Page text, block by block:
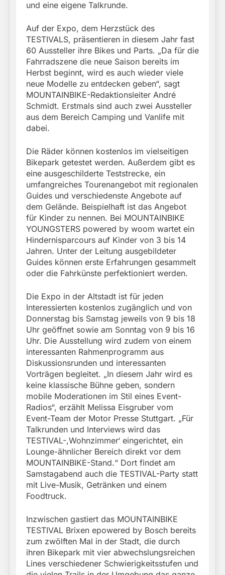
und eine eigene Talkrunde.
Auf der Expo, dem Herzstück des
TESTIVALS, präsentieren in diesem Jahr fast
60 Aussteller ihre Bikes und Parts. „Da für die
Fahrradszene die neue Saison bereits im
Herbst beginnt, wird es auch wieder viele
neue Modelle zu entdecken geben“, sagt
MOUNTAINBIKE-Redaktionsleiter André
Schmidt. Erstmals sind auch zwei Aussteller
aus dem Bereich Camping und Vanlife mit
dabei.
Die Räder können kostenlos im vielseitigen
Bikepark getestet werden. Außerdem gibt es
eine ausgeschilderte Teststrecke, ein
umfangreiches Tourenangebot mit regionalen
Guides und verschiedenste Angebote auf
dem Gelände. Beispielhaft ist das Angebot
für Kinder zu nennen. Bei MOUNTAINBIKE
YOUNGSTERS powered by woom wartet ein
Hindernisparcours auf Kinder von 3 bis 14
Jahren. Unter der Leitung ausgebildeter
Guides können erste Erfahrungen gesammelt
oder die Fahrkünste perfektioniert werden.
Die Expo in der Altstadt ist für jeden
Interessierten kostenlos zugänglich und von
Donnerstag bis Samstag jeweils von 9 bis 18
Uhr geöffnet sowie am Sonntag von 9 bis 16
Uhr. Die Ausstellung wird zudem von einem
interessanten Rahmenprogramm aus
Diskussionsrunden und interessanten
Vorträgen begleitet. „In diesem Jahr wird es
keine klassische Bühne geben, sondern
mobile Moderationen im Stil eines Event-
Radios“, erzählt Melissa Eisgruber vom
Event-Team der Motor Presse Stuttgart. „Für
Talkrunden und Interviews wird das
TESTIVAL-,Wohnzimmer‘ eingerichtet, ein
Lounge-ähnlicher Bereich direkt vor dem
MOUNTAINBIKE-Stand.“ Dort findet am
Samstagabend auch die TESTIVAL-Party statt
mit Live-Musik, Getränken und einem
Foodtruck.
Inzwischen gastiert das MOUNTAINBIKE
TESTIVAL Brixen epowered by Bosch bereits
zum zwölften Mal in der Stadt, die durch
ihren Bikepark mit vier abwechslungsreichen
Lines verschiedener Schwierigkeitsstufen und